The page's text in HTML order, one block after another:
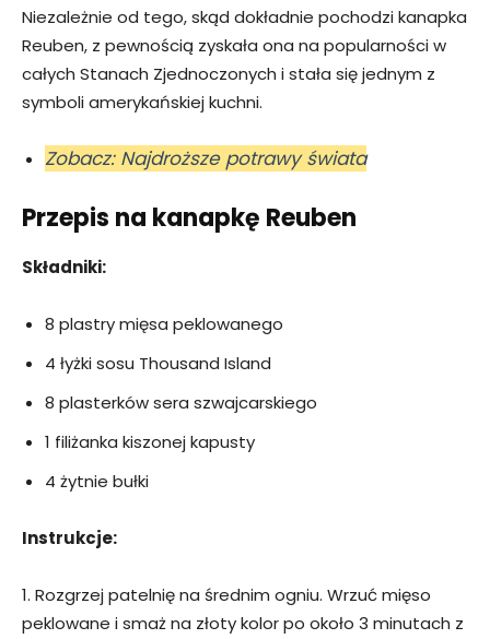
Niezależnie od tego, skąd dokładnie pochodzi kanapka
Reuben, z pewnością zyskała ona na popularności w
całych Stanach Zjednoczonych i stała się jednym z
symboli amerykańskiej kuchni.
Zobacz: Najdroższe potrawy świata
Przepis na kanapkę Reuben
Składniki:
8 plastry mięsa peklowanego
4 łyżki sosu Thousand Island
8 plasterków sera szwajcarskiego
1 filiżanka kiszonej kapusty
4 żytnie bułki
Instrukcje:
1. Rozgrzej patelnię na średnim ogniu. Wrzuć mięso
peklowane i smaż na złoty kolor po około 3 minutach z